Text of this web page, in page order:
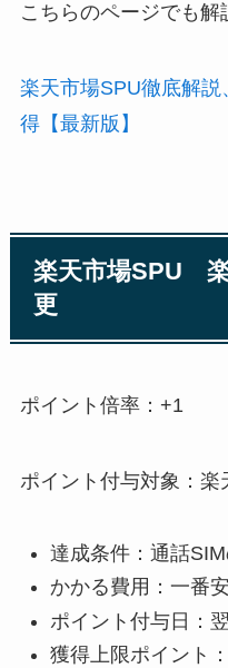
こちらのページでも解
楽天市場SPU徹底解
得【最新版】
楽天市場SPU
更
ポイント倍率：+1
ポイント付与対象：
達成条件：通話
かかる費用：一番
ポイント付与日：
獲得上限ポイント